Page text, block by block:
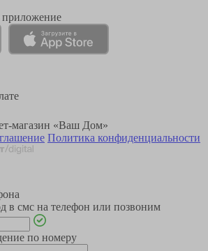
приложение
магазин «Ваш Дом»
Политика конфиденциальности
в смс на телефон или позвоним
по номеру